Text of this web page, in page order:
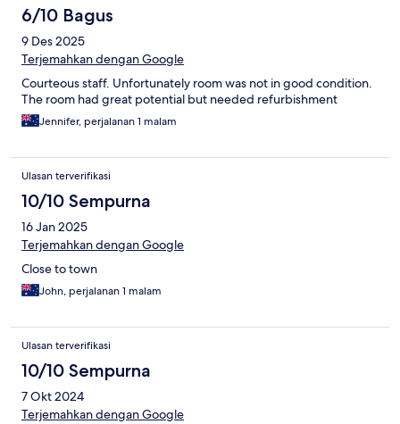
6/10 Bagus
9 Des 2025
Terjemahkan dengan Google
Courteous staff. Unfortunately room was not in good condition.
The room had great potential but needed refurbishment
Jennifer, perjalanan 1 malam
Ulasan terverifikasi
10/10 Sempurna
16 Jan 2025
Terjemahkan dengan Google
Close to town
John, perjalanan 1 malam
Ulasan terverifikasi
10/10 Sempurna
7 Okt 2024
Terjemahkan dengan Google